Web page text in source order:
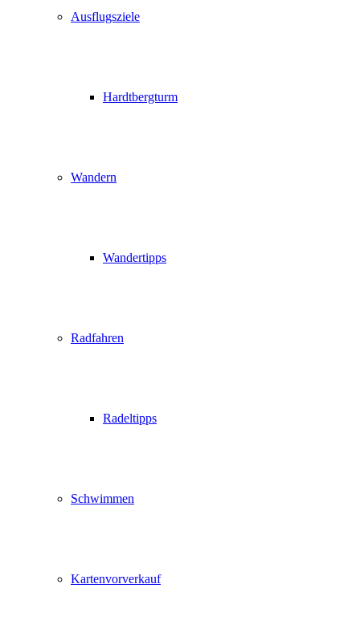
Ausflugsziele
Hardtbergturm
Wandern
Wandertipps
Radfahren
Radeltipps
Schwimmen
Kartenvorverkauf